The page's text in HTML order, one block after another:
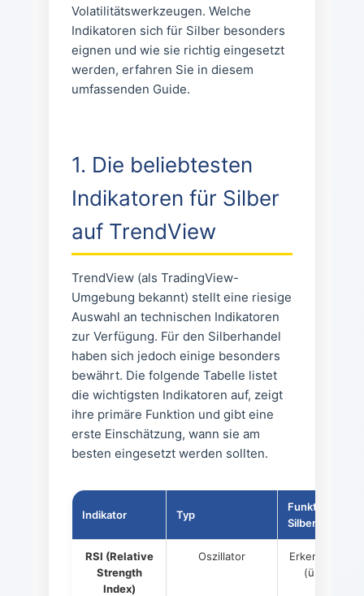
Volatilitätswerkzeugen. Welche
Indikatoren sich für Silber besonders
eignen und wie sie richtig eingesetzt
werden, erfahren Sie in diesem
umfassenden Guide.
1. Die beliebtesten
Indikatoren für Silber
auf TrendView
TrendView (als TradingView-
Umgebung bekannt) stellt eine riesige
Auswahl an technischen Indikatoren
zur Verfügung. Für den Silberhandel
haben sich jedoch einige besonders
bewährt. Die folgende Tabelle listet
die wichtigsten Indikatoren auf, zeigt
ihre primäre Funktion und gibt eine
erste Einschätzung, wann sie am
besten eingesetzt werden sollten.
Indikator Typ
Funktion im
Silberhandel
RSI (Relative
Strength
Index)
Oszillator
Erkennt
(über 70)